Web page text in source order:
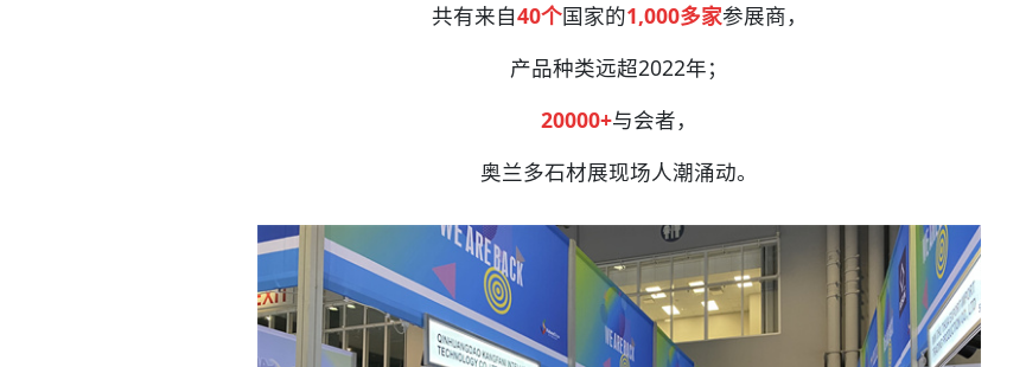
共有来自40个国家的1,000多家参展商，
产品种类远超2022年；
20000+与会者，
奥兰多石材展现场人潮涌动。